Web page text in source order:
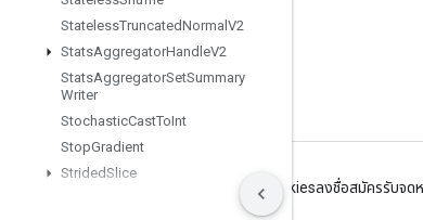
StatelessTruncatedNormal V2
StatsAggregatorHandleV2
StatsAggregatorSetSummary
Writer
StochasticCastToInt
StopGradient
StridedSlice
GitHub
YouTube
Manage cookiesลงชื่อสมัครรับจด